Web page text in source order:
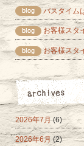
バスタイム
お客様スタ
お客様スタ
2026年7月(6)
2026年6月 (2)